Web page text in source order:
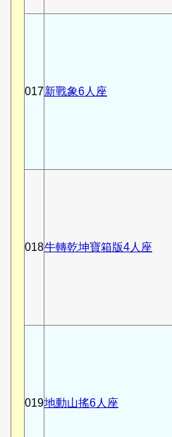
017新戰象6人座
018牛轉乾坤寶箱版4人座
019地動山搖6人座